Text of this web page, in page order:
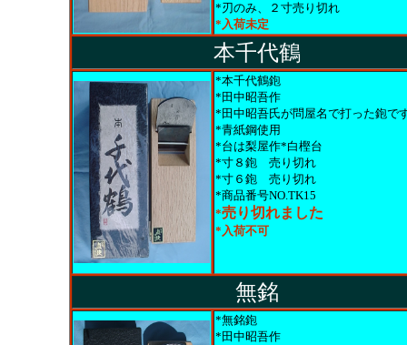
*刃のみ、２寸売り切れ
*入荷未定
本千代鶴
*本千代鶴鉋
*田中昭吾作
*田中昭吾氏が問屋名で打った鉋で
*青紙鋼使用
*台は梨屋作*白樫台
*寸８鉋 売り切れ
*寸６鉋 売り切れ
*商品番号NO.TK15
*売り切れました
*入荷不可
無銘
*無銘鉋
*田中昭吾作